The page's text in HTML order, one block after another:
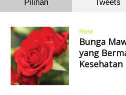
Pilihan Tweets
Flora
Bunga
yang
Kesehatan